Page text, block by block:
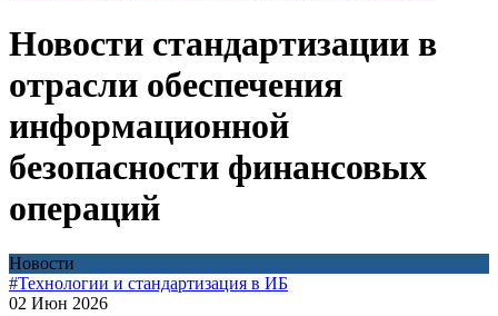
Новости стандартизации в
отрасли обеспечения
информационной
безопасности финансовых
операций
Новости
#Технологии и стандартизация в ИБ
02 Июн 2026